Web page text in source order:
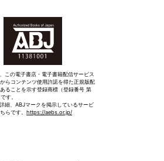
この電子書店・電子書籍配信サービス
らコンテンツ使用許諾を得た正規版配
ることを示す登録商標（登録番号 第
す。
細、ABJマークを掲示しているサービ
らです。 https://aebs.or.jp/